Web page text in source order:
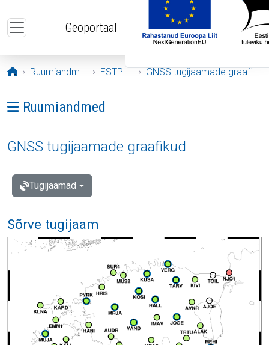
Geoportaal
Avaleht
Ruumiandmed ESTPOS GNSS tugijaamade graafikud
Ava menüü: Ruumiandmed
Ruumiandmed
GNSS tugijaamade graafikud
Tugijaamad
Sõrve tugijaam